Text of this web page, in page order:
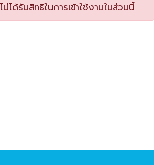
ได้รับสิทธิในการเข้าใช้งานในส่วนนี้